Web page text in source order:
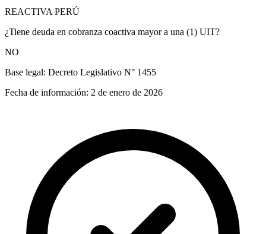
REACTIVA PERÚ
¿Tiene deuda en cobranza coactiva mayor a una (1) UIT?
NO
Base legal: Decreto Legislativo N° 1455
Fecha de información: 2 de enero de 2026